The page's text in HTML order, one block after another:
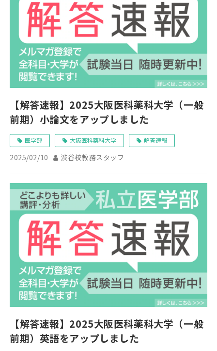
【解答速報】2025大阪医科薬科大学（一般
前期）小論文をアップしました
医学部 大阪医科薬科大学 解答速報
2025/02/10 渋谷校教務スタッフ
【解答速報】2025大阪医科薬科大学（一般
前期）英語をアップしました